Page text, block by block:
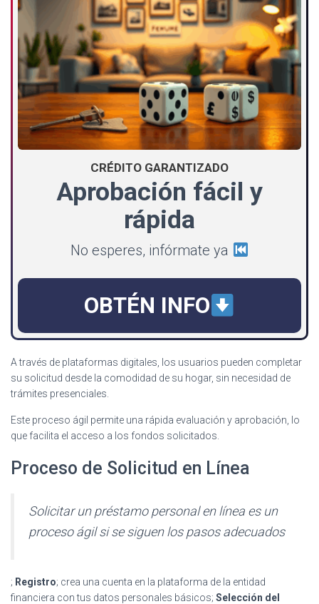
CRÉDITO GARANTIZADO
Aprobación fácil y
rápida
No esperes, infórmate ya
OBTÉN INFO
A través de plataformas digitales, los usuarios pueden completar
su solicitud desde la comodidad de su hogar, sin necesidad de
trámites presenciales.
Este proceso ágil permite una rápida evaluación y aprobación, lo
que facilita el acceso a los fondos solicitados.
Proceso de Solicitud en Línea
Solicitar un préstamo personal en línea es un
proceso ágil si se siguen los pasos adecuados
; Registro; crea una cuenta en la plataforma de la entidad
financiera con tus datos personales básicos; Selección del